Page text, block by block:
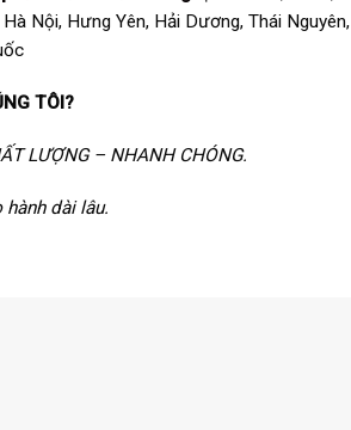
Nội, Hưng Yên, Hải Dương, Thái
TÔI?
LƯỢNG – NHANH CHÓNG.
dài lâu.